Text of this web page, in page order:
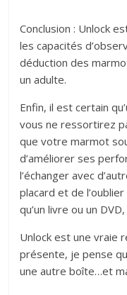
Conclusion : Unlock
les capacités
déduction des
un adulte.
Enfin, il est certain
vous ne ressortirez
que votre marmot
d’améliorer ses
l’échanger avec
placard et de
qu’un livre ou un DVD,
Unlock est une vraie
présente, je pense
une autre boîte…et